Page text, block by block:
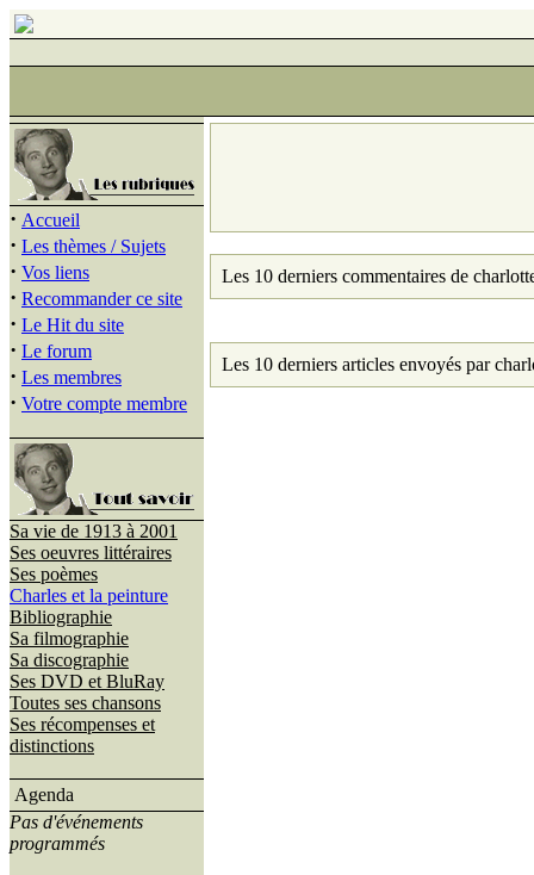
· Accueil
· Les thèmes / Sujets
· Vos liens
· Recommander ce site
· Le Hit du site
· Le forum
· Les membres
· Votre compte membre
Sa vie de 1913 à 2001
Ses oeuvres littéraires
Ses poèmes
Charles et la peinture
Bibliographie
Sa filmographie
Sa discographie
Ses DVD et BluRay
Toutes ses chansons
Ses récompenses et
distinctions
Agenda
Pas d'événements
programmés
Les 10 derniers commentaires de
Les 10 derniers articles envoyés par